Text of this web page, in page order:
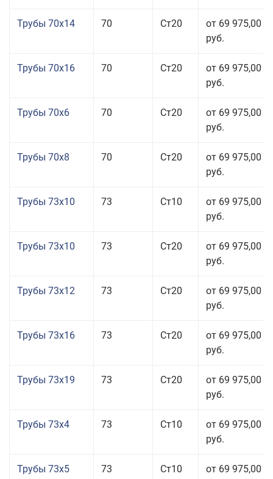
Трубы 70x14 70 Ст20
от 69 975,00
руб.
Трубы 70x16 70 Ст20
от 69 975,00
руб.
Трубы 70x6 70 Ст20
от 69 975,00
руб.
Трубы 70x8 70 Ст20
от 69 975,00
руб.
Трубы 73x10 73 Ст10
от 69 975,00
руб.
Трубы 73x10 73 Ст20
от 69 975,00
руб.
Трубы 73x12 73 Ст20
от 69 975,00
руб.
Трубы 73x16 73 Ст20
от 69 975,00
руб.
Трубы 73x19 73 Ст20
от 69 975,00
руб.
Трубы 73x4 73 Ст10
от 69 975,00
руб.
Трубы 73x5 73 Ст10
от 69 975,00